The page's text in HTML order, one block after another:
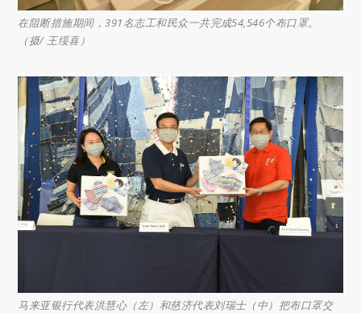
在阻断措施期间，391名志工和民众一共完成54,546个布口罩。
（摄/ 王绥喜）
马来亚银行代表洪慧心（左）和慈济代表刘瑞士（中）把布口罩交